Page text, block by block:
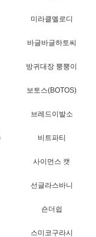
미라클멜로디
바글바글하토씨
방귀대장 뿡뿡이
보토스(BOTOS)
브레드이발소
비트파티
사이먼스 캣
선글라스바니
숀더쉽
스미코구라시